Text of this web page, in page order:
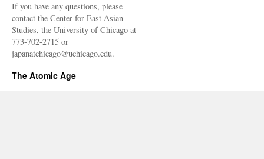
If you have any questions, please
contact the Center for East Asian
Studies, the University of Chicago at
773-702-2715 or
japanatchicago@uchicago.edu.
The Atomic Age